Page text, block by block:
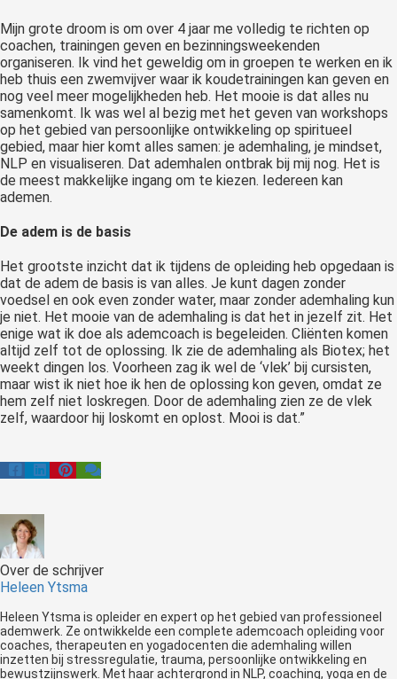
Mijn grote droom is om over 4 jaar me volledig te richten op
coachen, trainingen geven en bezinningsweekenden
organiseren. Ik vind het geweldig om in groepen te werken en ik
heb thuis een zwemvijver waar ik koudetrainingen kan geven en
nog veel meer mogelijkheden heb. Het mooie is dat alles nu
samenkomt. Ik was wel al bezig met het geven van workshops
op het gebied van persoonlijke ontwikkeling op spiritueel
gebied, maar hier komt alles samen: je ademhaling, je mindset,
NLP en visualiseren. Dat ademhalen ontbrak bij mij nog. Het is
de meest makkelijke ingang om te kiezen. Iedereen kan
ademen.
De adem is de basis
Het grootste inzicht dat ik tijdens de opleiding heb opgedaan is
dat de adem de basis is van alles. Je kunt dagen zonder
voedsel en ook even zonder water, maar zonder ademhaling kun
je niet. Het mooie van de ademhaling is dat het in jezelf zit. Het
enige wat ik doe als ademcoach is begeleiden. Cliënten komen
altijd zelf tot de oplossing. Ik zie de ademhaling als Biotex; het
weekt dingen los. Voorheen zag ik wel de ‘vlek’ bij cursisten,
maar wist ik niet hoe ik hen de oplossing kon geven, omdat ze
hem zelf niet loskregen. Door de ademhaling zien ze de vlek
zelf, waardoor hij loskomt en oplost. Mooi is dat.”
Over de schrijver
Heleen Ytsma
Heleen Ytsma is opleider en expert op het gebied van professioneel
ademwerk. Ze ontwikkelde een complete ademcoach opleiding voor
coaches, therapeuten en yogadocenten die ademhaling willen
inzetten bij stressregulatie, trauma, persoonlijke ontwikkeling en
bewustzijnswerk. Met haar achtergrond in NLP, coaching, yoga en de